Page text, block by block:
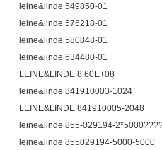
leine&linde 549850-01
leine&linde 576218-01
leine&linde 580848-01
leine&linde 634480-01
LEINE&LINDE 8.60E+08
leine&linde 841910003-1024
LEINE&LINDE 841910005-2048
leine&linde 855-029194-
leine&linde 855029194-5000-5000